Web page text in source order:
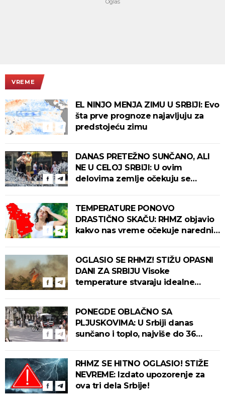
VREME
EL NINJO MENJA ZIMU U SRBIJI: Evo
šta prve prognoze najavljuju za
predstojeću zimu
DANAS PRETEŽNO SUNČANO, ALI
NE U CELOJ SRBIJI: U ovim
delovima zemlje očekuju se
TEMPERATURE PONOVO
DRASTIČNO SKAČU: RHMZ objavio
kakvo nas vreme očekuje narednih
OGLASIO SE RHMZ! STIŽU OPASNI
DANI ZA SRBIJU Visoke
temperature stvaraju idealne
PONEGDE OBLAČNO SA
PLJUSKOVIMA: U Srbiji danas
sunčano i toplo, najviše do 36
RHMZ SE HITNO OGLASIO! STIŽE
NEVREME: Izdato upozorenje za
ova tri dela Srbije!